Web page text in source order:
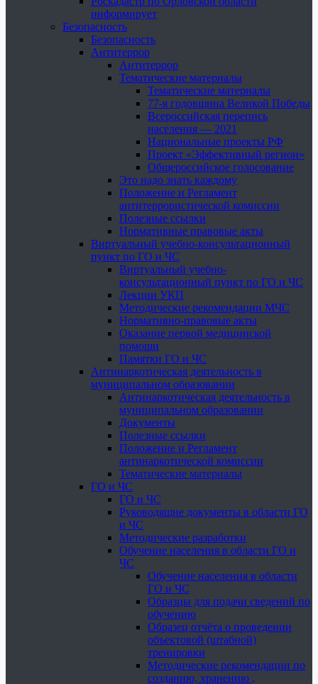
информирует
Безопасность
Безопасность
Антитеррор
Антитеррор
Тематические материалы
Тематические материалы
77-я годовщина Великой Победы
Всероссийская перепись
населения — 2021
Национальные проекты РФ
Проект «Эффективный регион»
Общероссийское голосование
Это надо знать каждому
Положение и Регламент
антитеррористической комиссии
Полезные ссылки
Нормативные правовые акты
Виртуальный учебно-консультационный
пункт по ГО и ЧС
Виртуальный учебно-
консультационный пункт по ГО и ЧС
Лекции УКП
Методические рекомендации МЧС
Нормативно-правовые акты
Оказание первой медицинской
помощи
Памятки ГО и ЧС
Антинаркотическая деятельность в
муниципальном образовании
Антинаркотическая деятельность в
муниципальном образовании
Документы
Полезные ссылки
Положение и Регламент
антинаркотической комиссии
Тематические материалы
ГО и ЧС
ГО и ЧС
Руководящие документы в области ГО
и ЧС
Методические разработки
Обучение населения в области ГО и
ЧС
Обучение населения в области
ГО и ЧС
Образцы для подачи сведений по
обучению
Образец отчёта о проведении
объектовой (штабной)
тренировки
Методические рекомендации по
созданию, хранению ,